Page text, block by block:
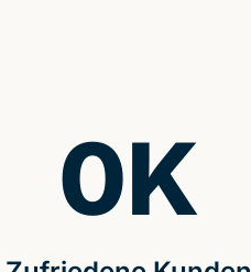
0K